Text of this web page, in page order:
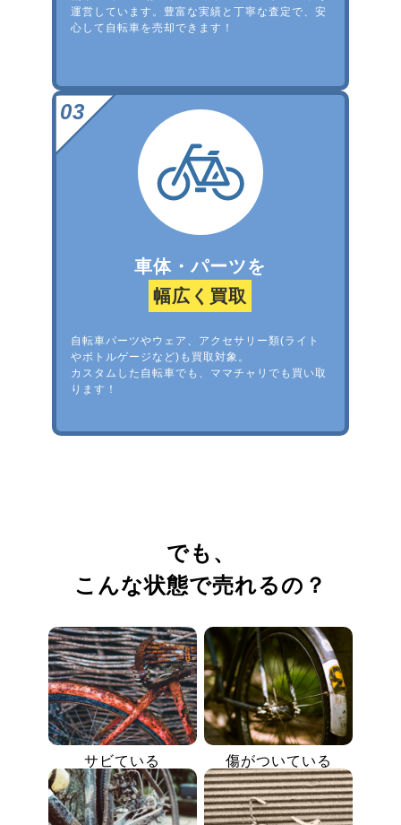
運営しています。豊富な実績と丁寧な査定で、安
心して自転車を売却できます！
車体・パーツを
幅広く買取
自転車パーツやウェア、アクセサリー類(ライト
やボトルゲージなど)も買取対象。
カスタムした自転車でも、ママチャリでも買い取
ります！
でも、
こんな状態で売れるの？
サビている 傷がついている